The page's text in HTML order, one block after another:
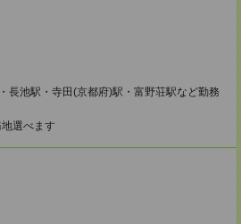
長池駅・寺田(京都府)駅・富野荘駅など勤務
選べます